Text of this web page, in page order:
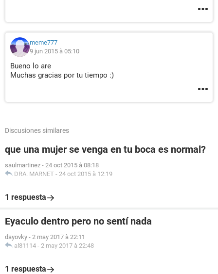
meme777
9 jun 2015 à 05:10
Bueno lo are
Muchas gracias por tu tiempo :)
Discusiones similares
que una mujer se venga en tu boca es normal?
saulmartinez - 24 oct 2015 à 08:18
DRA. MARNET - 24 oct 2015 à 12:19
1 respuesta
Eyaculo dentro pero no sentí nada
dayovky - 2 may 2017 à 22:11
al81114 - 2 may 2017 à 22:48
1 respuesta